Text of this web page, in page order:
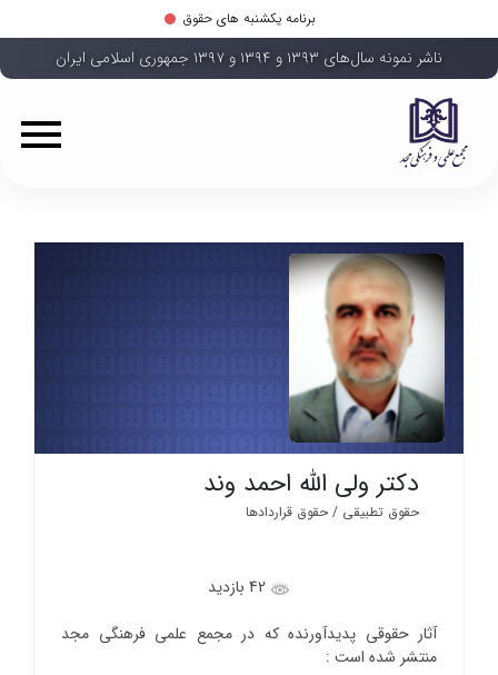
برنامه یکشنبه های حقوق
ناشر نمونه سال‌های ۱۳۹۳ و ۱۳۹۴ و ۱۳۹۷ جمهوری اسلامی ایران
دکتر ولی الله احمد وند
حقوق تطبیقی / حقوق قراردادها
آثار حقوقی پدیدآورنده که در مجمع علمی فرهنگی مجد
منتشر شده است :